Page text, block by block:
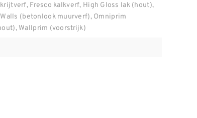
Fresco kalkverf, High Gloss lak (hout),
(betonlook muurverf), Omniprim
Wallprim (voorstrijk)